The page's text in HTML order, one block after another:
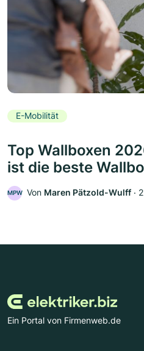
E-Mobilität
Top Wallboxen
ist die beste
MPW Von Maren Pätzold-Wulff ‧
Ein Portal von Firmenweb.de